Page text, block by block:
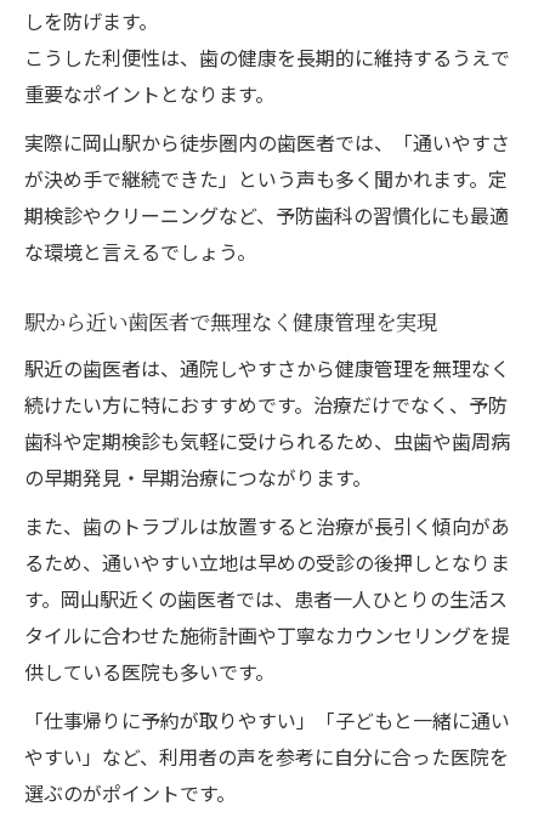
しを防げます。
こうした利便性は、歯の健康を長期的に維持するうえで
重要なポイントとなります。
実際に岡山駅から徒歩圏内の歯医者では、「通いやすさ
が決め手で継続できた」という声も多く聞かれます。定
期検診やクリーニングなど、予防歯科の習慣化にも最適
な環境と言えるでしょう。
駅から近い歯医者で無理なく健康管理を実現
駅近の歯医者は、通院しやすさから健康管理を無理なく
続けたい方に特におすすめです。治療だけでなく、予防
歯科や定期検診も気軽に受けられるため、虫歯や歯周病
の早期発見・早期治療につながります。
また、歯のトラブルは放置すると治療が長引く傾向があ
るため、通いやすい立地は早めの受診の後押しとなりま
す。岡山駅近くの歯医者では、患者一人ひとりの生活ス
タイルに合わせた施術計画や丁寧なカウンセリングを提
供している医院も多いです。
「仕事帰りに予約が取りやすい」「子どもと一緒に通い
やすい」など、利用者の声を参考に自分に合った医院を
選ぶのがポイントです。